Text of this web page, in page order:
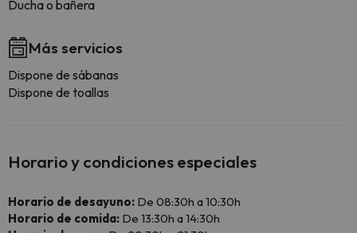
Ducha o bañera
Más servicios
Dispone de sábanas
Dispone de toallas
Horario y condiciones especiales
Horario de desayuno: De 08:30h a 10:30h
Horario de comida: De 13:30h a 14:30h